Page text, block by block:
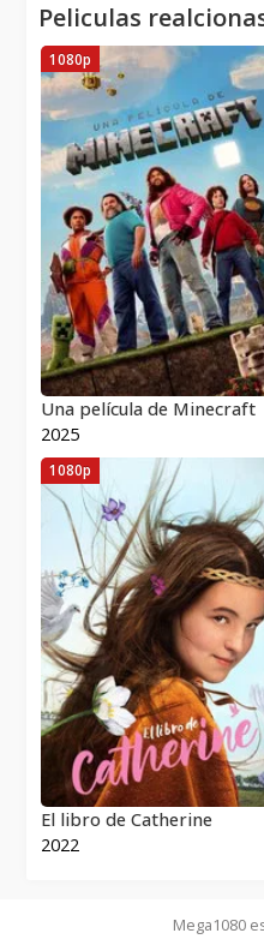
Peliculas
Una película de Minecraft
2025
1080p
El libro de Catherine
2022
1080p
Mega1080